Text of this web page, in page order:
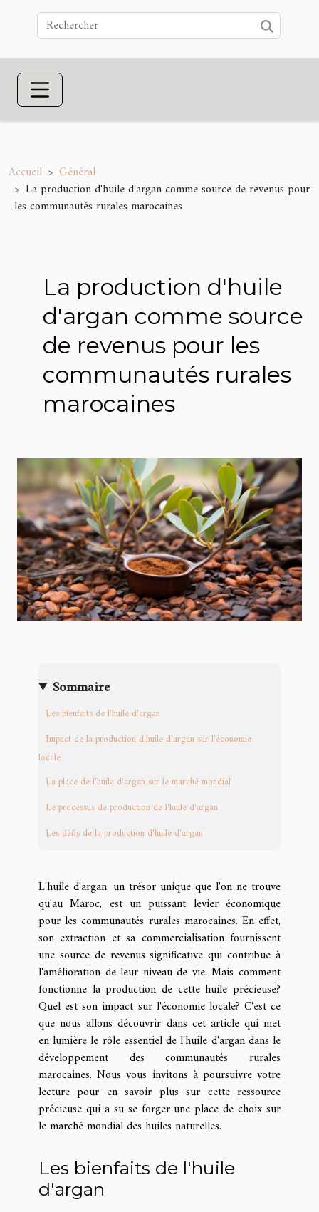
Accueil
Général
La production d'huile d'argan comme source de revenus pour
les communautés rurales marocaines
La production d'huile
d'argan comme source
de revenus pour les
communautés rurales
marocaines
Sommaire
Les bienfaits de l'huile d'argan
Impact de la production d'huile d'argan sur l'économie
locale
La place de l'huile d'argan sur le marché mondial
Le processus de production de l'huile d'argan
Les défis de la production d'huile d'argan
L'huile d'argan, un trésor unique que l'on ne trouve
qu'au Maroc, est un puissant levier économique
pour les communautés rurales marocaines. En effet,
son extraction et sa commercialisation fournissent
une source de revenus significative qui contribue à
l'amélioration de leur niveau de vie. Mais comment
fonctionne la production de cette huile précieuse?
Quel est son impact sur l'économie locale? C'est ce
que nous allons découvrir dans cet article qui met
en lumière le rôle essentiel de l'huile d'argan dans le
développement des communautés rurales
marocaines. Nous vous invitons à poursuivre votre
lecture pour en savoir plus sur cette ressource
précieuse qui a su se forger une place de choix sur
le marché mondial des huiles naturelles.
Les bienfaits de l'huile
d'argan